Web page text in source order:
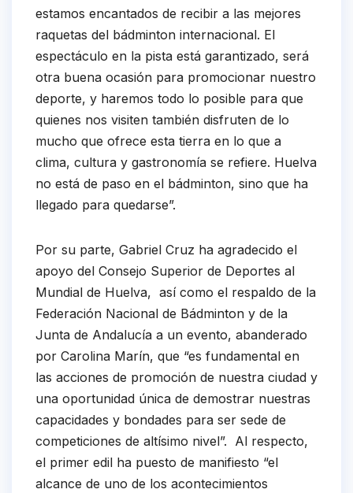
estamos encantados de recibir a las mejores
raquetas del bádminton internacional. El
espectáculo en la pista está garantizado, será
otra buena ocasión para promocionar nuestro
deporte, y haremos todo lo posible para que
quienes nos visiten también disfruten de lo
mucho que ofrece esta tierra en lo que a
clima, cultura y gastronomía se refiere. Huelva
no está de paso en el bádminton, sino que ha
llegado para quedarse”.
Por su parte, Gabriel Cruz ha agradecido el
apoyo del Consejo Superior de Deportes al
Mundial de Huelva, así como el respaldo de la
Federación Nacional de Bádminton y de la
Junta de Andalucía a un evento, abanderado
por Carolina Marín, que “es fundamental en
las acciones de promoción de nuestra ciudad y
una oportunidad única de demostrar nuestras
capacidades y bondades para ser sede de
competiciones de altísimo nivel”. Al respecto,
el primer edil ha puesto de manifiesto “el
alcance de uno de los acontecimientos